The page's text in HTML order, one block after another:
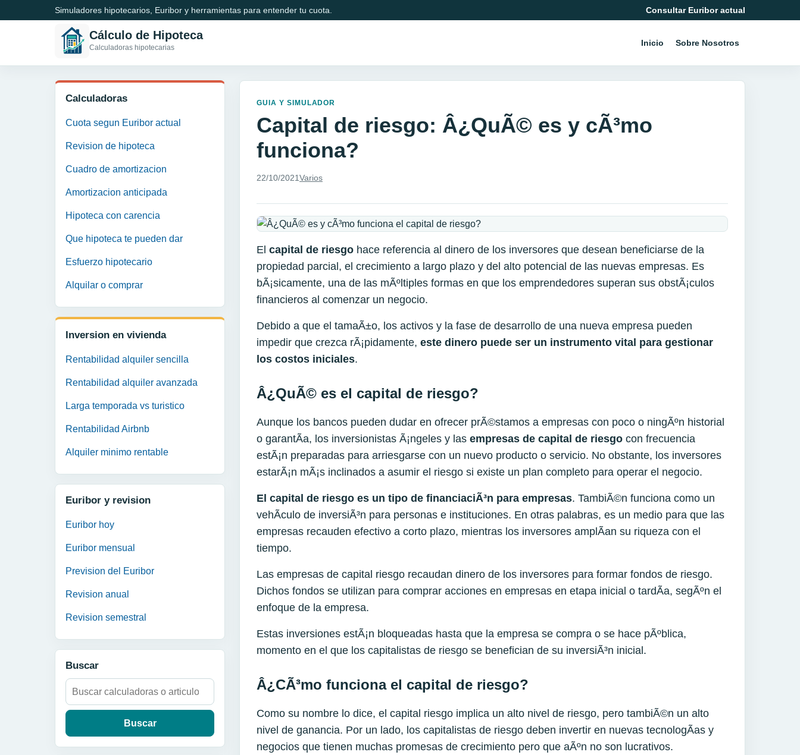
Simuladores hipotecarios, Euribor y herramientas para entender tu cuota. Consultar Euribor actual
Cálculo de Hipoteca
Calculadoras hipotecarias Inicio Sobre Nosotros
Calculadoras
Cuota segun Euribor actual
Revision de hipoteca
Cuadro de amortizacion
Amortizacion anticipada
Hipoteca con carencia
Que hipoteca te pueden dar
Esfuerzo hipotecario
Alquilar o comprar
Inversion en vivienda
Rentabilidad alquiler sencilla
Rentabilidad alquiler avanzada
Larga temporada vs turistico
Rentabilidad Airbnb
Alquiler minimo rentable
Euribor y revision
Euribor hoy
Euribor mensual
Prevision del Euribor
Revision anual
Revision semestral
Buscar
Buscar:
GUIA Y SIMULADOR
Capital de riesgo: Â¿QuÃ© es y cÃ³mo
funciona?
22/10/2021Varios
El capital de riesgo hace referencia al dinero de los inversores que desean beneficiarse de la
propiedad parcial, el crecimiento a largo plazo y del alto potencial de las nuevas empresas. Es
bÃ¡sicamente, una de las mÃºltiples formas en que los emprendedores superan sus obstÃ¡culos
financieros al comenzar un negocio.
Debido a que el tamaÃ±o, los activos y la fase de desarrollo de una nueva empresa pueden
impedir que crezca rÃ¡pidamente, este dinero puede ser un instrumento vital para gestionar
los costos iniciales.
Â¿QuÃ© es el capital de riesgo?
Aunque los bancos pueden dudar en ofrecer prÃ©stamos a empresas con poco o ningÃºn historial
o garantÃ­a, los inversionistas Ã¡ngeles y las empresas de capital de riesgo con frecuencia
estÃ¡n preparadas para arriesgarse con un nuevo producto o servicio. No obstante, los inversores
estarÃ¡n mÃ¡s inclinados a asumir el riesgo si existe un plan completo para operar el negocio.
El capital de riesgo es un tipo de financiaciÃ³n para empresas. TambiÃ©n funciona como un
vehÃ­culo de inversiÃ³n para personas e instituciones. En otras palabras, es un medio para que las
empresas recauden efectivo a corto plazo, mientras los inversores amplÃ­an su riqueza con el
tiempo.
Las empresas de capital riesgo recaudan dinero de los inversores para formar fondos de riesgo.
Dichos fondos se utilizan para comprar acciones en empresas en etapa inicial o tardÃ­a, segÃºn el
enfoque de la empresa.
Estas inversiones estÃ¡n bloqueadas hasta que la empresa se compra o se hace pÃºblica,
momento en el que los capitalistas de riesgo se benefician de su inversiÃ³n inicial.
Â¿CÃ³mo funciona el capital de riesgo?
Como su nombre lo dice, el capital riesgo implica un alto nivel de riesgo, pero tambiÃ©n un alto
nivel de ganancia. Por un lado, los capitalistas de riesgo deben invertir en nuevas tecnologÃ­as y
negocios que tienen muchas promesas de crecimiento pero que aÃºn no son lucrativos.